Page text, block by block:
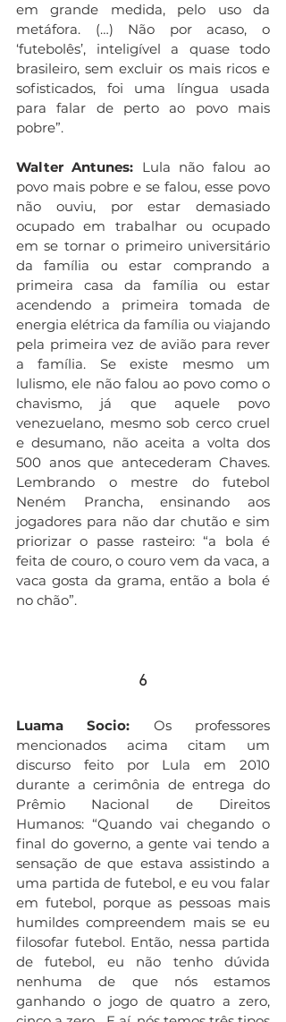
em grande medida, pelo uso da
metáfora. (…) Não por acaso, o
‘futebolês’, inteligível a quase todo
brasileiro, sem excluir os mais ricos e
sofisticados, foi uma língua usada
para falar de perto ao povo mais
pobre”.
Walter Antunes: Lula não falou ao
povo mais pobre e se falou, esse povo
não ouviu, por estar demasiado
ocupado em trabalhar ou ocupado
em se tornar o primeiro universitário
da família ou estar comprando a
primeira casa da família ou estar
acendendo a primeira tomada de
energia elétrica da família ou viajando
pela primeira vez de avião para rever
a família. Se existe mesmo um
lulismo, ele não falou ao povo como o
chavismo, já que aquele povo
venezuelano, mesmo sob cerco cruel
e desumano, não aceita a volta dos
500 anos que antecederam Chaves.
Lembrando o mestre do futebol
Neném Prancha, ensinando aos
jogadores para não dar chutão e sim
priorizar o passe rasteiro: “a bola é
feita de couro, o couro vem da vaca, a
vaca gosta da grama, então a bola é
no chão”.
6
Luama Socio: Os professores
mencionados acima citam um
discurso feito por Lula em 2010
durante a cerimônia de entrega do
Prêmio Nacional de Direitos
Humanos: “Quando vai chegando o
final do governo, a gente vai tendo a
sensação de que estava assistindo a
uma partida de futebol, e eu vou falar
em futebol, porque as pessoas mais
humildes compreendem mais se eu
filosofar futebol. Então, nessa partida
de futebol, eu não tenho dúvida
nenhuma de que nós estamos
ganhando o jogo de quatro a zero,